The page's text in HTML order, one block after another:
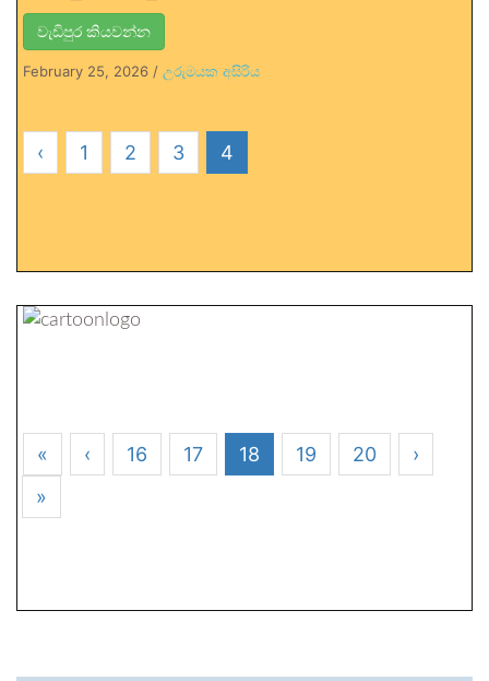
වැඩිපුර කියවන්න
February 25, 2026 / උරුමයක අසිරිය
‹ 1 2 3 4
« ‹ 16 17 18 19 20
›
»